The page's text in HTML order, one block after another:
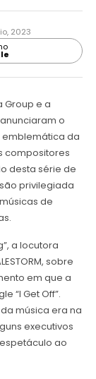
2023
Group e a
o
da
compositores
desta série de
privilegiada
de
a locutora
sobre
em que a
“I Get Off”.
música era na
executivos
ao